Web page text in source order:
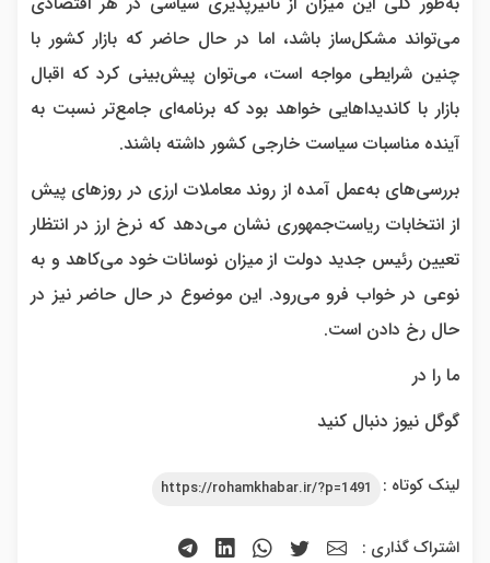
می‌تواند مشکل‌ساز باشد، اما در حال حاضر که بازار کشور با
چنین شرایطی مواجه است، می‌توان پیش‌بینی کرد که اقبال
بازار با کاندیداهایی خواهد بود که برنامه‌ای جامع‌تر نسبت به
آینده مناسبات سیاست خارجی کشور داشته باشند.
بررسی‌های به‌عمل آمده از روند معاملات ارزی در روزهای پیش
از انتخابات ریاست‌جمهوری نشان می‌دهد که نرخ ارز در انتظار
تعیین رئیس جدید دولت از میزان نوسانات خود می‌کاهد و به
نوعی در خواب فرو می‌رود. این موضوع در حال حاضر نیز در
حال رخ دادن است.
ما را در
گوگل نیوز دنبال کنید
لینک کوتاه : https://rohamkhabar.ir/?p=1491
اشتراک گذاری :